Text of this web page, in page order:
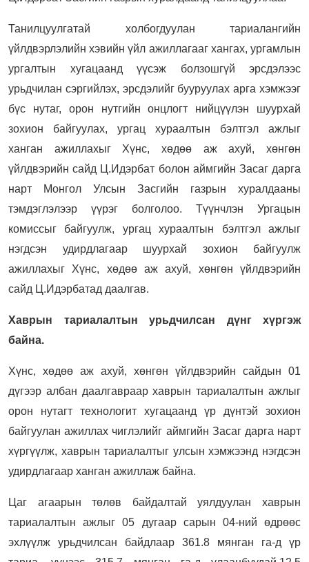
Танилцуулгатай холбогдуулан тариалангийн
үйлдвэрлэлийн хэвийн үйл ажиллагааг хангах, ургамлын
ургалтын хугацаанд үүсэж болзошгүй эрсдэлээс
урьдчилан сэргийлэх, эрсдэлийг бууруулах арга хэмжээг
бүс нутаг, орон нутгийн онцлогт нийцүүлэн шуурхай
зохион байгуулах, ургац хураалтын бэлтгэл ажлыг
ханган ажиллахыг Хүнс, хөдөө аж ахуй, хөнгөн
үйлдвэрийн сайд Ц.Идэрбат болон аймгийн Засаг дарга
нарт Монгол Улсын Засгийн газрын хуралдааны
тэмдэглэлээр үүрэг болголоо. Түүнчлэн Ургацын
комиссыг байгуулж, ургац хураалтын бэлтгэл ажлыг
нэгдсэн удирдлагаар шуурхай зохион байгуулж
ажиллахыг Хүнс, хөдөө аж ахуй, хөнгөн үйлдвэрийн
сайд Ц.Идэрбатад даалгав.
Хаврын тариалалтын урьдчилсан дүнг хүргэж
байна.
Хүнс, хөдөө аж ахуй, хөнгөн үйлдвэрийн сайдын 01
дүгээр албан даалгавраар хаврын тариалалтын ажлыг
орон нутагт технологит хугацаанд үр дүнтэй зохион
байгуулан ажиллах чиглэлийг аймгийн Засаг дарга нарт
хүргүүлж, хаврын тариалалтыг улсын хэмжээнд нэгдсэн
удирдлагаар ханган ажиллаж байна.
Цаг агаарын төлөв байдалтай уялдуулан хаврын
тариалалтын ажлыг 05 дугаар сарын 04-ний өдрөөс
эхлүүлж урьдчилсан байдлаар 361.8 мянган га-д үр